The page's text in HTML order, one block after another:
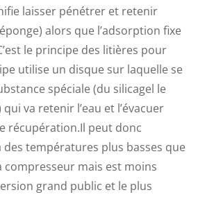
laisser pénétrer et retenir
alors que l’adsorption fixe
le principe des litières pour
utilise un disque sur laquelle se
spéciale (du silicagel le
va retenir l’eau et l’évacuer
récupération.Il peut donc
températures plus basses que
compresseur mais est moins
grand public et le plus